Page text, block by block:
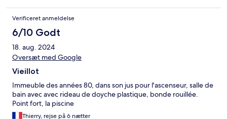
Verificeret anmeldelse
6/10 Godt
18. aug. 2024
Oversæt med Google
Vieillot
Immeuble des années 80, dans son jus pour l'ascenseur, salle de
bain avec avec rideau de doyche plastique, bonde rouillée.
Point fort, la piscine
Thierry, rejse på 6 nætter